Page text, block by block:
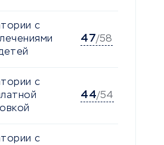
с
47/58
с
44/54
с